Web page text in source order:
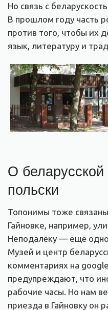
Но связь с
В прошлом году часть
против того, чтобы их
язык, литературу и
О
польски
Топонимы тоже
Гайновке, например,
Неподалёку — ещё
Музей и центр
комментариях на
предупреждают, что
рабочие часы. Но нам
приезда в Гайновку он